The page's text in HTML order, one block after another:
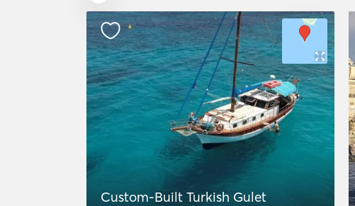
Custom-Built Turkish Gulet